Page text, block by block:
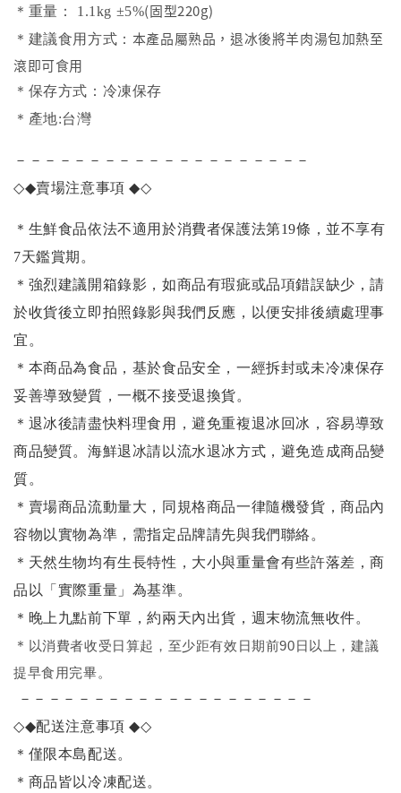
＊重量： 1.1kg ±5%(固型220g)
＊建議食用方式： 本產品屬熟品，退冰後將羊肉湯包加熱至
滾即可食用
＊保存方式：冷凍保存
＊產地:台灣
－－－－－－－－－－－－－－－－－－－－
◇◆賣場注意事項◆◇
＊生鮮食品依法不適用於消費者保護法第19條，並不享有
7天鑑賞期。
＊強烈建議開箱錄影，如商品有瑕疵或品項錯誤缺少，請
於收貨後立即拍照錄影與我們反應，以便安排後續處理事
宜。
＊本商品為食品，基於食品安全，一經拆封或未冷凍保存
妥善導致變質，一概不接受退換貨。
＊退冰後請盡快料理食用，避免重複退冰回冰，容易導致
商品變質。海鮮退冰請以流水退冰方式，避免造成商品變
質。
＊賣場商品流動量大，同規格商品一律隨機發貨，商品內
容物以實物為準，需指定品牌請先與我們聯絡。
＊天然生物均有生長特性，大小與重量會有些許落差，商
品以「實際重量」為基準。
＊晚上九點前下單，約兩天內出貨，週末物流無收件。
＊ 以消費者收受日算起，至少距有效日期前90日以上，建議
提早食用完畢。
－－－－－－－－－－－－－－－－－－－－
◇◆配送注意事項◆◇
＊僅限本島配送。
＊商品皆以冷凍配送。